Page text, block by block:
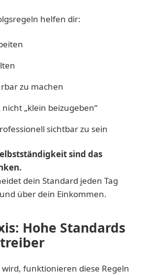
helfen dir:
zu machen
„klein beizugeben“
sichtbar zu sein
sind das
dein Standard jeden Tag
über dein Einkommen.
Hohe Standards
wird, funktionieren diese Regeln